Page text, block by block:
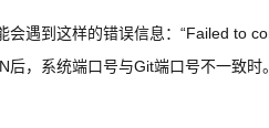
会遇到这样的错误信息：“Failed to
，系统端口号与Git端口号不一致时。